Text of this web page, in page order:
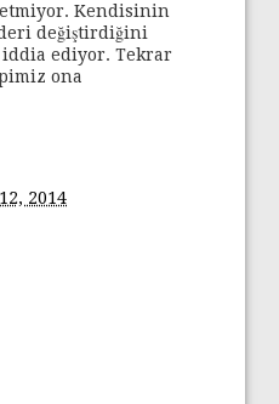
Kendisinin
değiştirdiğini
ediyor. Tekrar
ona
2014